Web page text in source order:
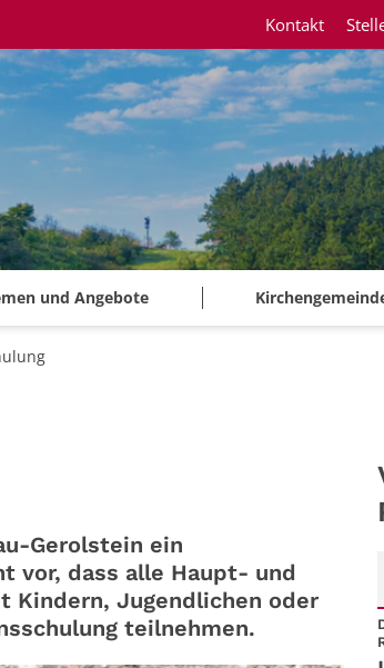
und Angebote
Kontakt
Gerolstein ein
vor, dass alle Haupt- und
Kindern, Jugendlichen oder
teilnehmen.